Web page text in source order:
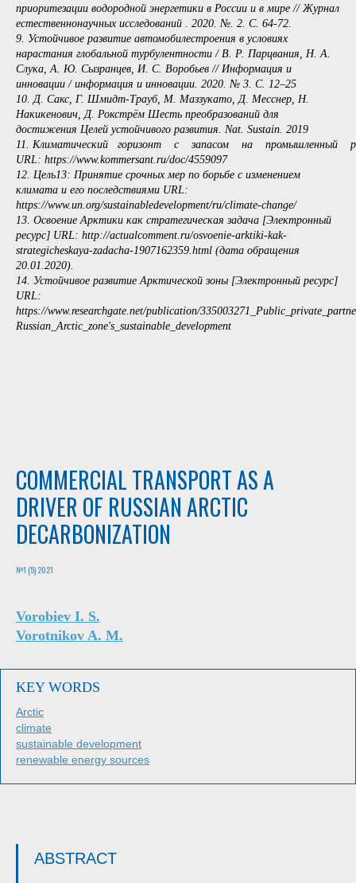
приоритезации водородной энергетики в России и в мире // Журнал
естественнонаучных исследований . 2020. №. 2. С. 64-72.
9. Устойчивое развитие автомобилестроения в условиях
нарастания глобальной турбулентности / В. Р. Парцвания, Н. А.
Слука, А. Ю. Сызранцев, И. С. Воробьев // Информация и
инновации / информация и инновации. 2020. № 3. С. 12–25
10. Д. Сакс, Г. Шмидт-Трауб, М. Маззукато, Д. Месснер, Н.
Накикенович, Д. Рокстрём Шесть преобразований для
достижения Целей устойчивого развития. Nat. Sustain. 2019
11. Климатический горизонт с запасом на промышленный
URL: https://www.kommersant.ru/doc/4559097
12. Цель13: Принятие срочных мер по борьбе с изменением
климата и его последствиями URL:
https://www.un.org/sustainabledevelopment/ru/climate-change/
13. Освоение Арктики как стратегическая задача [Электронный
ресурс] URL: http://actualcomment.ru/osvoenie-arktiki-kak-
strategicheskaya-zadacha-1907162359.html (дата обращения
20.01.2020).
14. Устойчивое развитие Арктической зоны [Электронный ресурс]
URL:
https://www.researchgate.net/publication/
Russian_Arctic_zone's_sustainable_development
COMMERCIAL TRANSPORT AS A
DRIVER OF RUSSIAN ARCTIC
DECARBONIZATION
№1 (5) 2021
Vorobiev I. S.
Vorotnikov A. M.
KEY WORDS
Arctic
climate
sustainable development
renewable energy sources
ABSTRACT